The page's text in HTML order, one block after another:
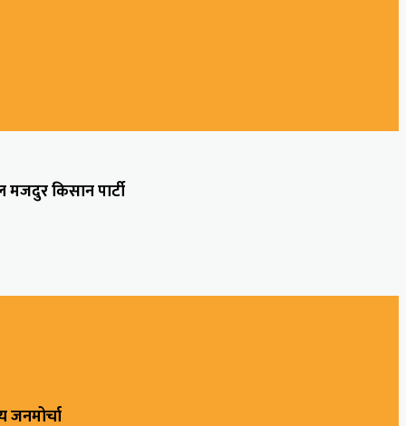
मजदुर किसान पार्टी
जनमोर्चा